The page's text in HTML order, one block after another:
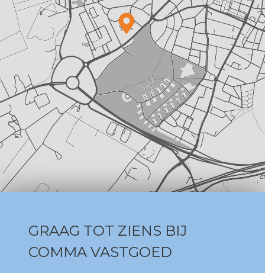
GRAAG TOT ZIENS BIJ
COMMA VASTGOED